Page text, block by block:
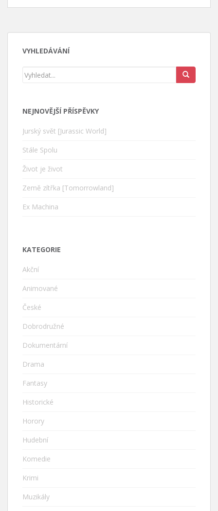
VYHLEDÁVÁNÍ
NEJNOVĚJŠÍ PŘÍSPĚVKY
Jurský svět [Jurassic World]
Stále Spolu
Život je život
Země zítřka [Tomorrowland]
Ex Machina
KATEGORIE
Akční
Animované
České
Dobrodružné
Dokumentární
Drama
Fantasy
Historické
Horory
Hudební
Komedie
Krimi
Muzikály